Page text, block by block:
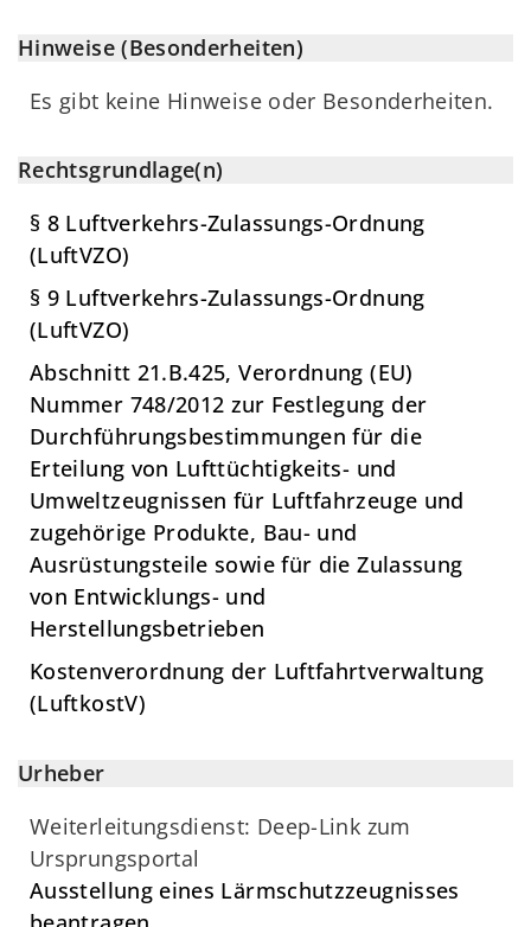
Hinweise (Besonderheiten)
Es gibt keine Hinweise oder Besonderheiten.
Rechtsgrundlage(n)
§ 8 Luftverkehrs-Zulassungs-Ordnung
(LuftVZO)
§ 9 Luftverkehrs-Zulassungs-Ordnung
(LuftVZO)
Abschnitt 21.B.425, Verordnung (EU)
Nummer 748/2012 zur Festlegung der
Durchführungsbestimmungen für die
Erteilung von Lufttüchtigkeits- und
Umweltzeugnissen für Luftfahrzeuge und
zugehörige Produkte, Bau- und
Ausrüstungsteile sowie für die Zulassung
von Entwicklungs- und
Herstellungsbetrieben
Kostenverordnung der Luftfahrtverwaltung
(LuftkostV)
Urheber
Weiterleitungsdienst: Deep-Link zum
Ursprungsportal
Ausstellung eines Lärmschutzzeugnisses